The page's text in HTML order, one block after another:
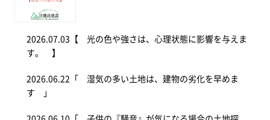
2026.07.03 【 光の色や強さは、心理状態に影響を与えま
す。 】
2026.06.22 「 湿気の多い土地は、建物の劣化を早めま
す 」